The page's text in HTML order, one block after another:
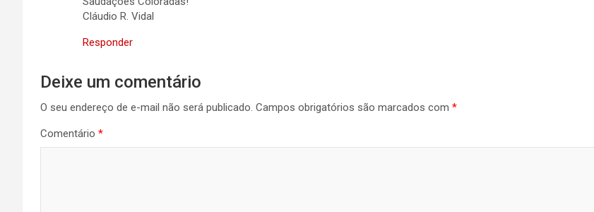
Cláudio R. Vidal
Responder
Deixe um comentário
O seu endereço de e-mail não será publicado. Campos obrigatórios são marcados com *
Comentário *